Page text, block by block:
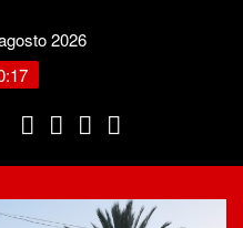
2026